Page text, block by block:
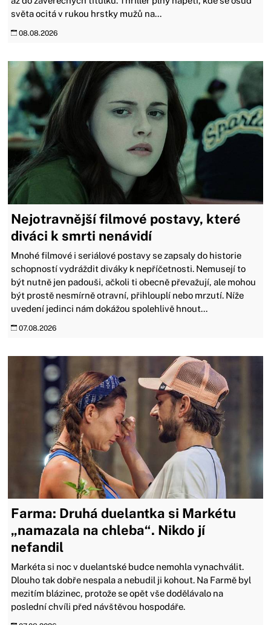
světa ocitá v rukou hrstky mužů na...
08.08.2026
Nejotravnější filmové postavy, které
diváci k smrti nenávidí
Mnohé filmové i seriálové postavy se zapsaly do historie
schopností vydráždit diváky k nepříčetnosti. Nemusejí to
být nutně jen padouši, ačkoli ti obecně převažují, ale mohou
být prostě nesmírně otravní, přihlouplí nebo mrzutí. Níže
uvedení jedinci nám dokážou spolehlivě hnout...
07.08.2026
Farma: Druhá duelantka si Markétu
„namazala na chleba“. Nikdo jí
nefandil
Markéta si noc v duelantské budce nemohla vynachválit.
Dlouho tak dobře nespala a nebudil ji kohout. Na Farmě byl
mezitím blázinec, protože se opět vše dodělávalo na
poslední chvíli před návštěvou hospodáře.